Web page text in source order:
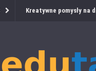
Kreatywne pomysły na